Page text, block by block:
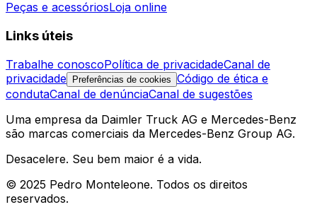
Peças e acessóriosLoja online
Links úteis
Trabalhe conoscoPolítica de privacidadeCanal de
privacidade Preferências de cookies Código de ética e
condutaCanal de denúnciaCanal de sugestões
Uma empresa da Daimler Truck AG e Mercedes-Benz
são marcas comerciais da Mercedes-Benz Group AG.
Desacelere. Seu bem maior é a vida.
© 2025 Pedro Monteleone. Todos os direitos
reservados.